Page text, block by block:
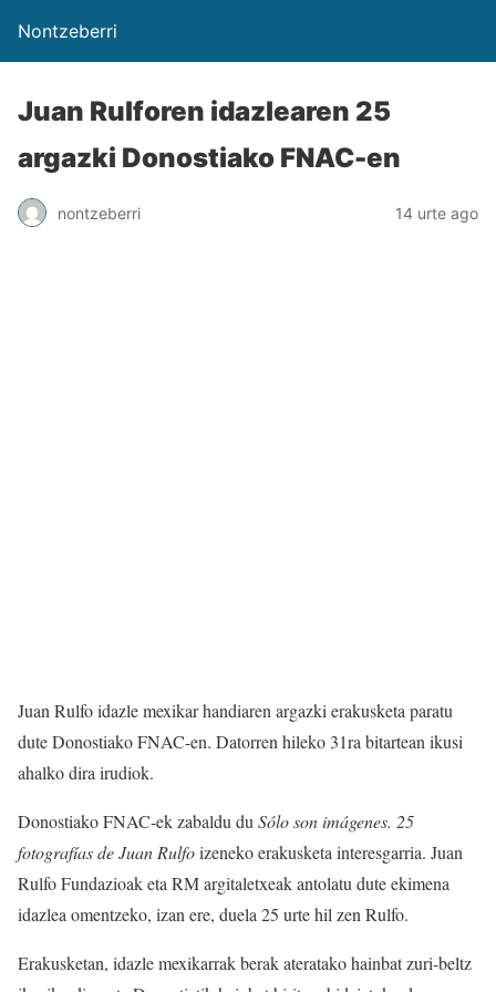
Nontzeberri
Juan Rulforen idazlearen 25
argazki Donostiako FNAC-en
nontzeberri 14 urte ago
Juan Rulfo idazle mexikar handiaren argazki erakusketa paratu
dute Donostiako FNAC-en. Datorren hileko 31ra bitartean ikusi
ahalko dira irudiok.
Donostiako FNAC-ek zabaldu du Sólo son imágenes. 25
fotografías de Juan Rulfoizeneko erakusketa interesgarria. Juan
Rulfo Fundazioak eta RM argitaletxeak antolatu dute ekimena
idazlea omentzeko, izan ere, duela 25 urte hil zen Rulfo.
Erakusketan, idazle mexikarrak berak ateratako hainbat zuri-beltz